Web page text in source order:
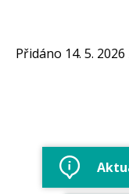
Přidáno 14. 5.